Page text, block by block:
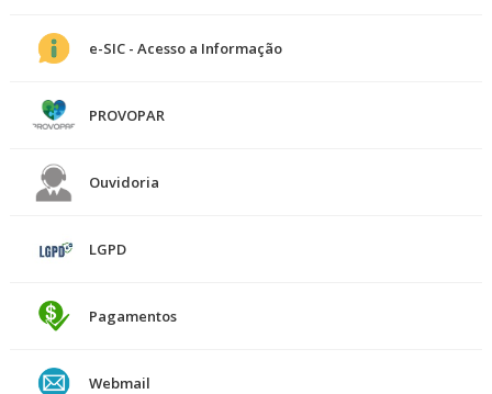
e-SIC - Acesso a Informação
PROVOPAR
Ouvidoria
LGPD
Pagamentos
Webmail